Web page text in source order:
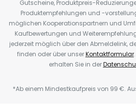
Gutscheine, Produktpreis-
Produktempfehlungen und -
möglichen Kooperationspartnern und
Kaufbewertungen und
jederzeit möglich über den Abmeldelink,
finden oder über unserKontaktformular
erhalten Sie in der
*Ab einem Mindestkaufpreis von 99 €.